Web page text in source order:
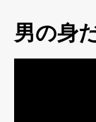
男の身